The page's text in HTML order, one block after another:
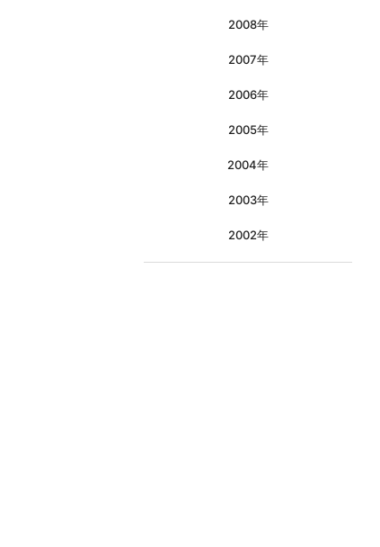
2008年
2007年
2006年
2005年
2004年
2003年
2002年